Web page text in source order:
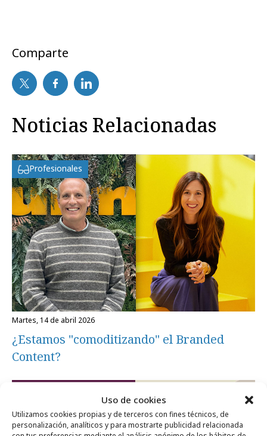
Uso de cookies
Utilizamos cookies propias y de terceros con fines técnicos, de
personalización, analíticos y para mostrarte publicidad relacionada
Comparte
Noticias Relacionadas
Profesionales
martes, 14 de abril 2026
¿Estamos "comoditizando" el Branded
Content?